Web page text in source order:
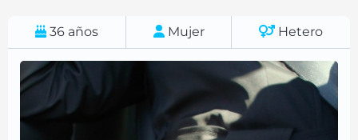
36 años Mujer Hetero